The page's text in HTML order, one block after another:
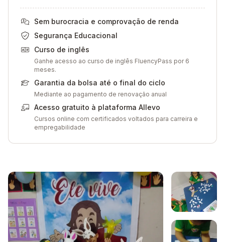
Sem burocracia e comprovação de renda
Segurança Educacional
Curso de inglês
Ganhe acesso ao curso de inglês FluencyPass por 6
meses.
Garantia da bolsa até o final do ciclo
Mediante ao pagamento de renovação anual
Acesso gratuito à plataforma Allevo
Cursos online com certificados voltados para carreira e
empregabilidade
Galeria de imagem
Imagem 1